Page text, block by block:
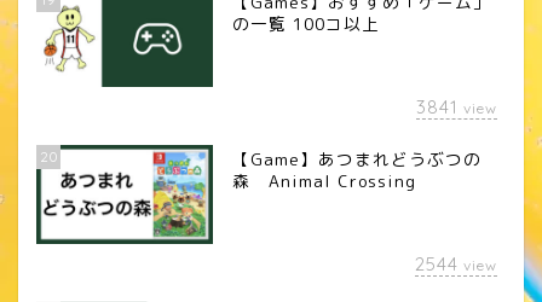
の一覧 100コ以上
3841 view
20
【Game】あつまれどうぶつの
森 Animal Crossing
2544 view